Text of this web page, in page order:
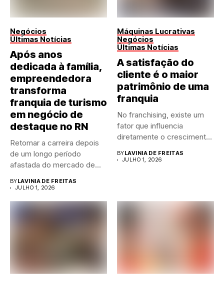
Negócios
Últimas Notícias
Após anos
dedicada à família,
empreendedora
transforma
franquia de turismo
em negócio de
destaque no RN
Retomar a carreira depois
de um longo período
afastada do mercado de...
BYLAVINIA DE FREITAS
JULHO 1, 2026
Máquinas Lucrativas
Negócios
Últimas Notícias
A satisfação do
cliente é o maior
patrimônio de uma
franquia
No franchising, existe um
fator que influencia
diretamente o crescimento
BYLAVINIA DE FREITAS
JULHO 1, 2026